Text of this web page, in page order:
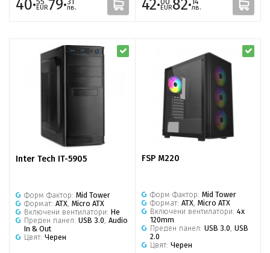
40·EUR79·лв. 42·EUR82·лв.
Inter Tech IT-5905
Форм Фактор: Mid Tower
Формат: ATX Micro ATX
Включени вентилатори: Не
Преден панел: USB 3.0 Audio
In & Out
Цвят: Черен
FSP M220
Форм Фактор: Mid Tower
Формат: ATX Micro ATX
Включени вентилатори: 4x
120mm
Преден панел: USB 3.0 USB
2.0
Цвят: Черен